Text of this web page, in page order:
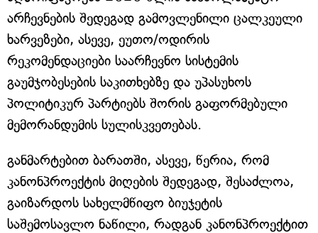
არჩევნების შედეგად გამოვლენილი ცალკეული
ხარვეზები, ასევე, ეუთო/ოდირის
რეკომენდაციები საარჩევნო სისტემის
გაუმჯობესების საკითხებზე და უპასუხოს
პოლიტიკურ პარტიებს შორის გაფორმებული
მემორანდუმის სულისკვეთებას.
განმარტებით ბარათში, ასევე, წერია, რომ
კანონპროექტის მიღების შედეგად, შესაძლოა,
გაიზარდოს სახელმწიფო ბიუჯეტის
საშემოსავლო ნაწილი, რადგან კანონპროექტით